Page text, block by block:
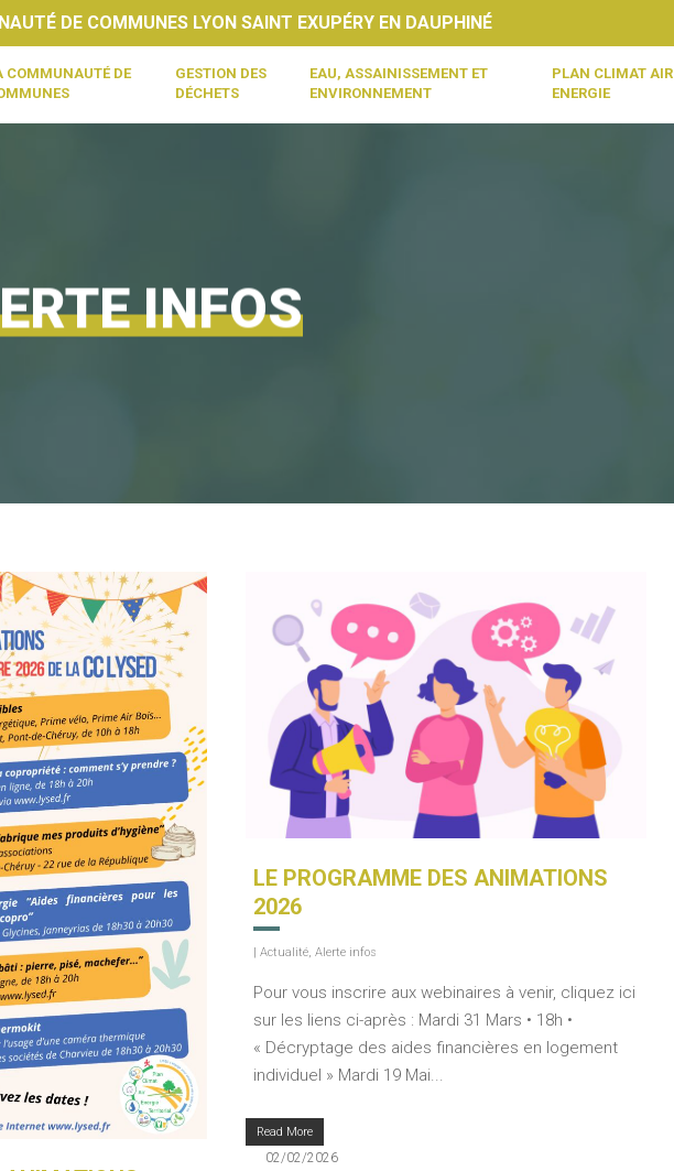
DE COMMUNES LYON SAINT EXUPÉRY EN DAUPHINÉ
or ESC to close
COMMUNAUTÉ DE
GESTION DES
DÉCHETS
EAU, ASSAINISSEMENT ET
ENVIRONNEMENT
PLAN CLIMAT AIR
ENERGIE
INFOS
LE PROGRAMME DES ANIMATIONS
2026
|Actualité,Alerte infos
Pour vous inscrire aux webinaires à venir, cliquez ici
sur les liens ci-après : Mardi 31 Mars • 18h •
« Décryptage des aides financières en logement
individuel » Mardi 19 Mai...
Read More
02/02/2026